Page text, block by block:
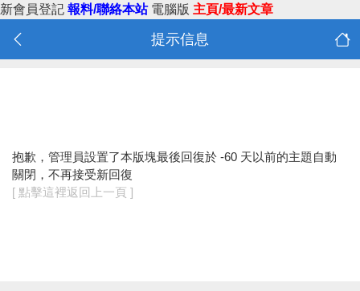
新會員登記 報料/聯絡本站 電腦版 主頁/最新文章
提示信息
抱歉，管理員設置了本版塊最後回復於 -60 天以前的主題自動
關閉，不再接受新回復
[ 點擊這裡返回上一頁 ]